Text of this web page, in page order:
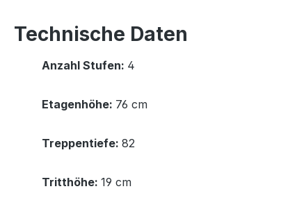
Technische Daten
Anzahl Stufen: 4
Etagenhöhe: 76 cm
Treppentiefe: 82
Tritthöhe: 19 cm